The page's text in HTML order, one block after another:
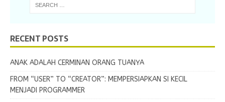
RECENT POSTS
ANAK ADALAH CERMINAN ORANG TUANYA
FROM “USER” TO “CREATOR”: MEMPERSIAPKAN SI KECIL
MENJADI PROGRAMMER